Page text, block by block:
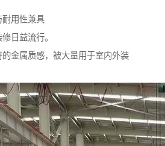
耐用性兼具
日益流行。
金属质感，被大量用于室内外装